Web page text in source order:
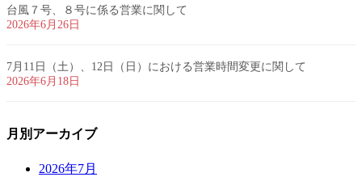
台風７号、８号に係る営業に関して
2026年6月26日
7月11日（土）、12日（日）における営業時間変更に関して
2026年6月18日
月別アーカイブ
2026年7月